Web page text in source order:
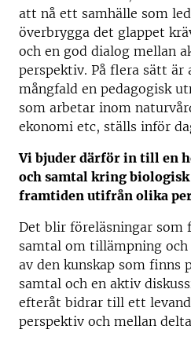
att nå ett samhälle som
överbrygga det glappet
och en god dialog mellan
perspektiv. På flera sätt
mångfald en pedagogisk
som arbetar inom
ekonomi etc, ställs inför
Vi bjuder därför in till en
och samtal kring
framtiden utifrån olika
Det blir föreläsningar
samtal om tillämpning och
av den kunskap som finns
samtal och en aktiv
efteråt bidrar till ett
perspektiv och mellan